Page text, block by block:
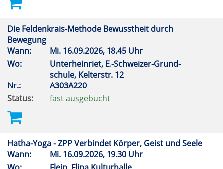
Die Feldenkrais-Methode Bewusstheit durch
Bewegung
Wann:
Mi. 16.09.2026, 18.45 Uhr
Wo:
Unterheinriet, E.-Schweizer-Grund-
schule, Kelterstr. 12
Nr.:
A303A220
Status:
fast ausgebucht
Hatha-Yoga - ZPP Verbindet Körper, Geist und Seele
Wann:
Mi. 16.09.2026, 19.30 Uhr